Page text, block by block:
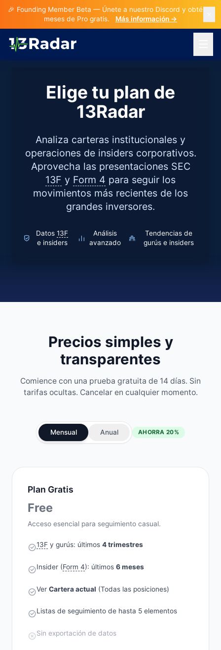
🎉 Founding Member Beta — Únete a nuestro Discord y obtén 3
meses de Pro gratis.
Más información →
🎉 Founding Member Beta— Únete a nuestro Discord y
obtén 3 meses de Pro gratis.
Más información →
Elige tu plan de
13Radar
Analiza carteras institucionales y
operaciones de insiders corporativos.
Aprovecha las presentaciones SEC
13F y Form 4 para seguir los
movimientos más recientes de los
grandes inversores.
Datos13F
e insiders
Análisis
avanzado
Tendencias de
gurús e insiders
Precios simples y
transparentes
Comience con una prueba gratuita de 14 días. Sin
tarifas ocultas. Cancelar en cualquier momento.
Mensual Anual AHORRA 20%
Plan Gratis
Free
Acceso esencial para seguimiento casual.
13Fy gurús: últimos 4 trimestres
Insider (Form 4): últimos 6 meses
Ver Cartera actual (Todas las posiciones)
Listas de seguimiento de hasta 5 elementos
Sin exportación de datos